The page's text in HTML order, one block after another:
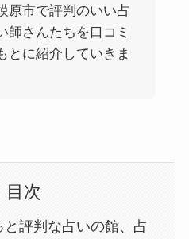
原市で評判のいい占
師さんたちを口コミ
とに紹介していきま
目次
評判な占いの館、占